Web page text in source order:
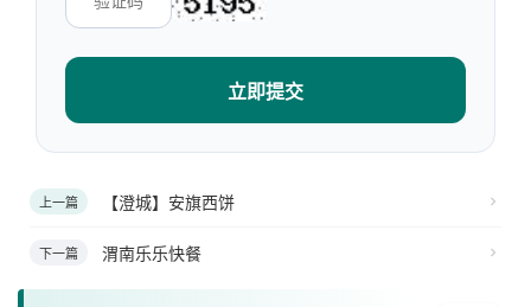
立即提交
上一篇 【澄城】安旗西饼
下一篇 渭南乐乐快餐